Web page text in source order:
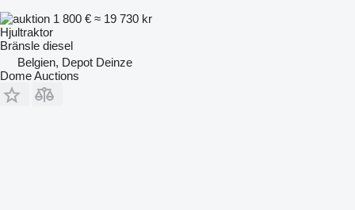
1 800 € ≈ 19 730 kr
Hjultraktor
Bränsle diesel
Belgien, Depot Deinze
Dome Auctions